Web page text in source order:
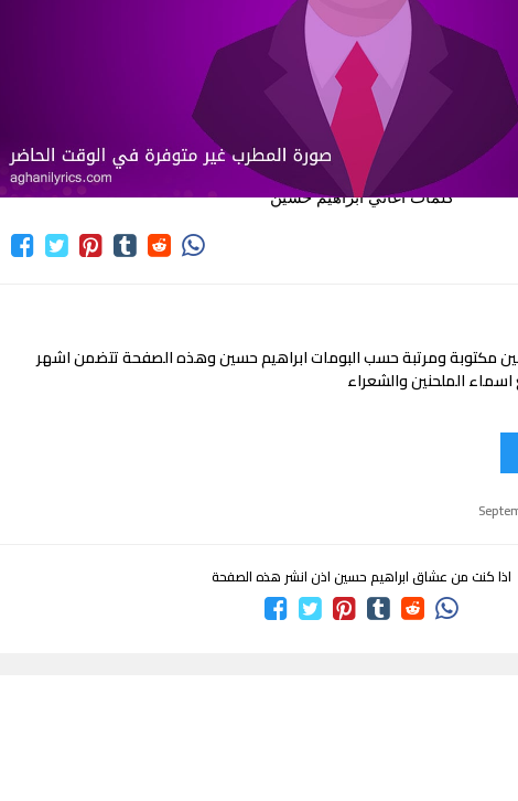
كلمات اغاني ابراهيم حسين
مكتوبة ومرتبة حسب البومات ابراهيم حسين وهذه الصفحة تتضمن اشهر
الملحنين والشعراء
اذا كنت من عشاق ابراهيم حسين اذن انشر هذه الصفحة